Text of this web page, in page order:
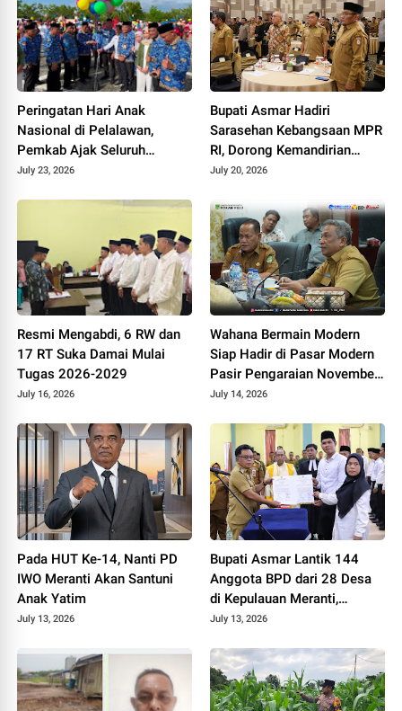
Peringatan Hari Anak
Nasional di Pelalawan,
Pemkab Ajak Seluruh
Elemen Wujudkan Generasi
July 23, 2026
Bupati Asmar Hadiri
Sarasehan Kebangsaan MPR
RI, Dorong Kemandirian
Fiskal Daerah
July 20, 2026
Resmi Mengabdi, 6 RW dan
17 RT Suka Damai Mulai
Tugas 2026-2029
July 16, 2026
Wahana Bermain Modern
Siap Hadir di Pasar Modern
Pasir Pengaraian November
2026
July 14, 2026
Pada HUT Ke-14, Nanti PD
IWO Meranti Akan Santuni
Anak Yatim
July 13, 2026
Bupati Asmar Lantik 144
Anggota BPD dari 28 Desa
di Kepulauan Meranti,
Tekankan Integritas dan
July 13, 2026